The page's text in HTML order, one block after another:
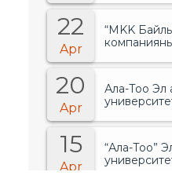
22
Apr
“MKK
20
Apr
Ала-Тоо Эл
15
Apr
“Ала-Тоо”